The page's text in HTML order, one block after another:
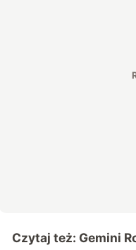
Czytaj też: Gemini